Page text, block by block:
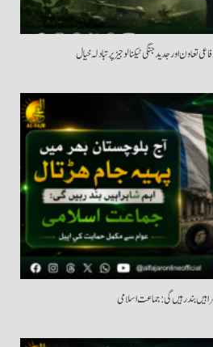
اور جدید جنگی ٹیکنالوجیز پر تبادلہ خیال
بند رہیں گی: جماعت اسلامی